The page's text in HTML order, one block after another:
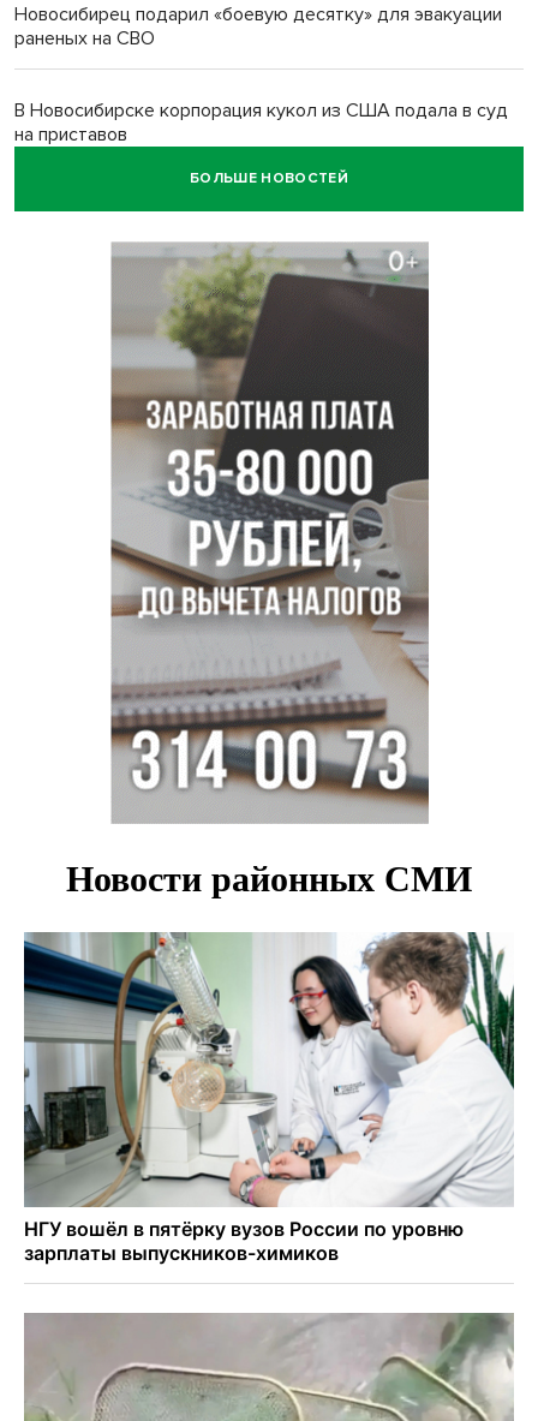
Новосибирец подарил «боевую десятку» для эвакуации
раненых на СВО
В Новосибирске корпорация кукол из США подала в суд
на приставов
БОЛЬШЕ НОВОСТЕЙ